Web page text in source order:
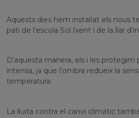
Aquests dies hem instal·lat els nous
pati de l'escola Sol Ixent i de la llar
D’aquesta manera, els i les protegim
intensa, ja que l’ombra redueix la
temperatura.
La lluita contra el canvi climàtic